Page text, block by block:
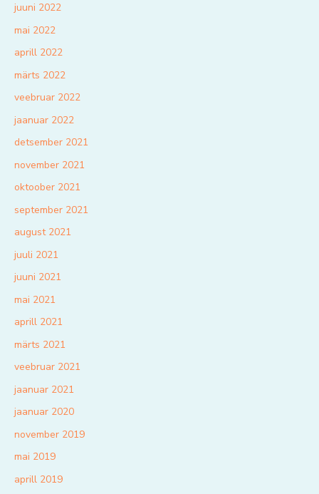
juuni 2022
mai 2022
aprill 2022
märts 2022
veebruar 2022
jaanuar 2022
detsember 2021
november 2021
oktoober 2021
september 2021
august 2021
juuli 2021
juuni 2021
mai 2021
aprill 2021
märts 2021
veebruar 2021
jaanuar 2021
jaanuar 2020
november 2019
mai 2019
aprill 2019